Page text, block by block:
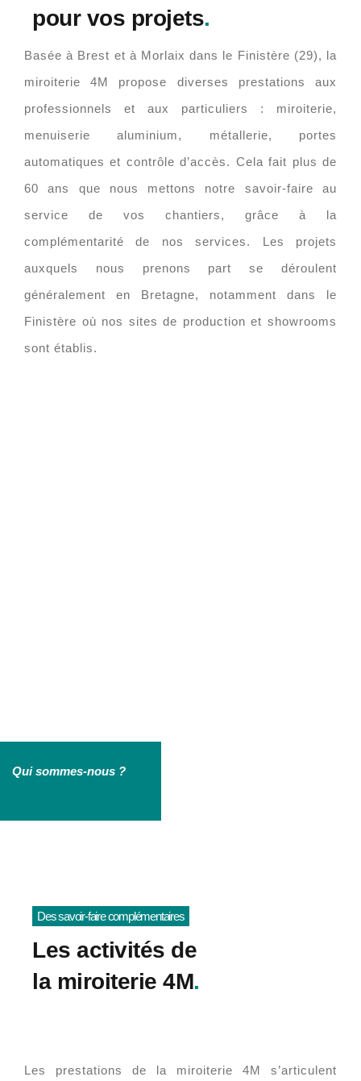
pour vos projets.
Basée à Brest et à Morlaix dans le Finistère (29), la
miroiterie 4M propose diverses prestations aux
professionnels et aux particuliers : miroiterie,
menuiserie aluminium, métallerie, portes
automatiques et contrôle d’accès. Cela fait plus de
60 ans que nous mettons notre savoir-faire au
service de vos chantiers, grâce à la
complémentarité de nos services. Les projets
auxquels nous prenons part se déroulent
généralement en Bretagne, notamment dans le
Finistère où nos sites de production et showrooms
sont établis.
Qui sommes-nous ?
Des savoir-faire complémentaires
Les activités de
la miroiterie 4M.
Les prestations de la miroiterie 4M s’articulent